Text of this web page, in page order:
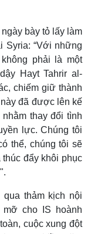
bày tỏ lấy làm
Syria: “Với những
phải là một
Hayt Tahrir al-
chiếm giữ thành
đã được lên kế
thay đổi tình
lực. Chúng tôi
thể, chúng tôi sẽ
đẩy khôi phục
thảm kịch nội
cho IS hoành
cuộc xung đột